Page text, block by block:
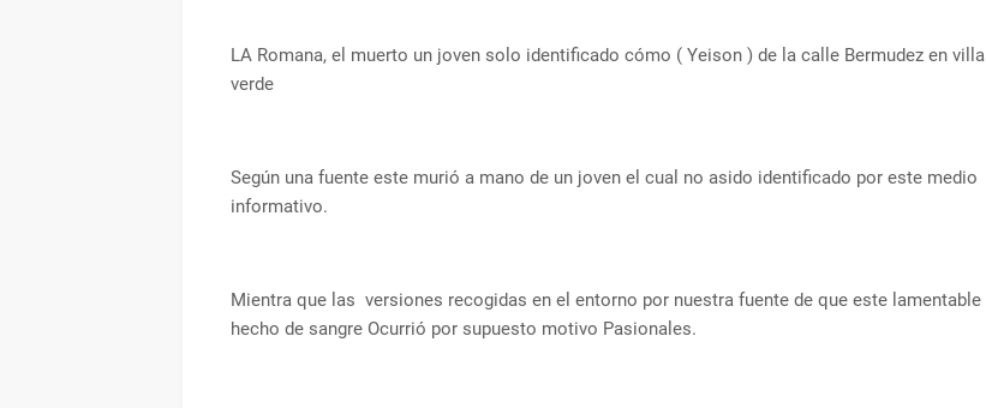
LA Romana, el muerto un joven solo identificado cómo ( Yeison ) de la calle Bermudez en villa
verde
Según una fuente este murió a mano de un joven el cual no asido identificado por este medio
informativo.
Mientra que las versiones recogidas en el entorno por nuestra fuente de que este lamentable
hecho de sangre Ocurrió por supuesto motivo Pasionales.